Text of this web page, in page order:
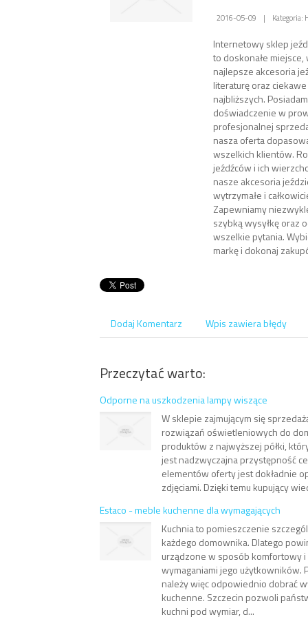
2016-05-09 | Kategoria:
Internetowy sklep
to doskonałe
najlepsze akcesoria
literaturę oraz
najbliższych.
doświadczenie w
profesjonalnej
nasza oferta
wszelkich klientów.
jeźdźców i ich
nasze akcesoria
wytrzymałe i
Zapewniamy
szybką wysyłkę oraz
wszelkie pytania.
markę i dokonaj
Dodaj Komentarz Wpis zawiera błędy
Przeczytać warto:
Odporne na uszkodzenia lampy wiszące
W sklepie zajmującym się
rozwiązań oświetleniowych do
produktów z najwyższej półki,
jest nadzwyczajna przystępność
elementów oferty jest dokładnie
zdjęciami. Dzięki temu kupujący
Estaco - meble kuchenne dla wymagających
Kuchnia to pomieszczenie
każdego domownika. Dlatego
urządzone w sposób komfortowy
wymaganiami jego użytkowników.
należy więc odpowiednio dobrać
kuchenne. Szczecin pozwoli
kuchni pod wymiar, d...